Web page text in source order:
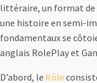
littéraire, un format
une histoire en semi-
fondamentaux se
anglais RolePlay et
D’abord, le Rôle